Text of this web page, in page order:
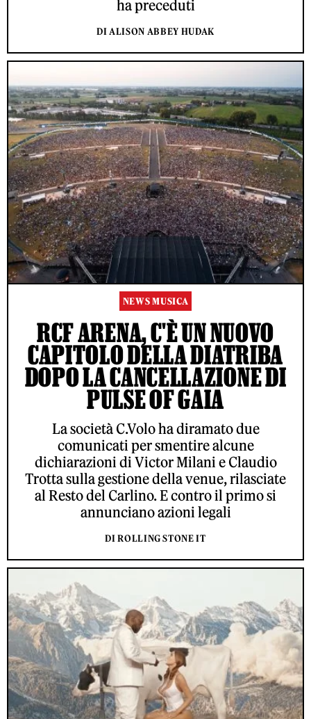
ha preceduti
DI ALISON ABBEY HUDAK
NEWS MUSICA
RCF ARENA, C'È UN NUOVO
CAPITOLO DELLA DIATRIBA
DOPO LA CANCELLAZIONE DI
PULSE OF GAIA
La società C.Volo ha diramato due
comunicati per smentire alcune
dichiarazioni di Victor Milani e Claudio
Trotta sulla gestione della venue, rilasciate
al Resto del Carlino. E contro il primo si
annunciano azioni legali
DI ROLLING STONE IT